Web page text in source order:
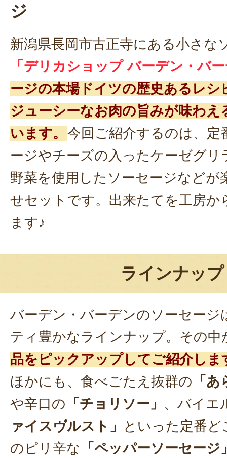
ジ
新潟県長岡市古正寺にある小さな
「デリカショップ バーデン・バ
ージの本場ドイツの歴史あるレシ
ジューシーなお肉の旨みが味わえ
います。 今回ご紹介するのは、定
ージやチーズの入ったケーゼグリ
野菜を使用したソーセージなどが
せセットです。出来たてを工房か
ます♪
ラインナップ
バーデン・バーデンのソーセージ
ティ豊かなラインナップ。その中
品をピックアップしてご紹介しま
ほかにも、食べごたえ抜群の 「
や辛口の 「チョリソー」 、バイエ
ァイスヴルスト」
といった定番
のピリ辛な 「ペッパーソーセージ